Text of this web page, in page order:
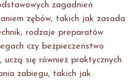
zagadnień
zębów, takich jak zasada
rodzaje preparatów
czy bezpieczeństwo
uczą się również praktycznych
zabiegu, takich jak